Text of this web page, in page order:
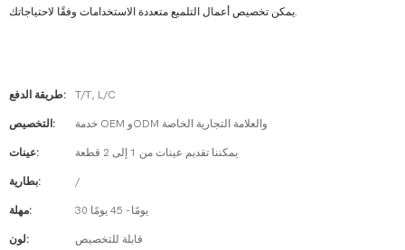
يمكن تخصيص أعمال التلميع متعددة الاستخدامات وفقًا لاحتياجاتك.
طريقة الدفع: T/T, L/C
التخصيص: خدمة OEM وODM والعلامة التجارية الخاصة
عينات: يمكننا تقديم عينات من 1 إلى 2 قطعة
بطارية: /
مهلة: 30 يومًا - 45 يومًا
لون: قابلة للتخصيص